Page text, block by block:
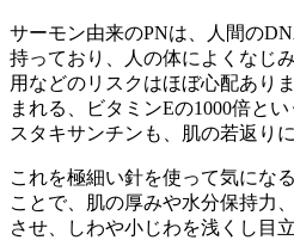
サーモン由来のPNは、人間の
持っており、人の体によくなじ
用などのリスクはほぼ心配あり
まれる、ビタミンEの1000倍と
スタキサンチンも、肌の若返り
これを極細い針を使って気にな
ことで、肌の厚みや水分保持力
させ、しわや小じわを浅くし目